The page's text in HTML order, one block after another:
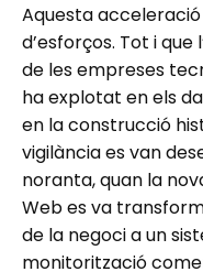
Aquesta
d’esforços. Tot i
de les empreses
ha explotat en els
en la construcció
vigilància es van
noranta, quan la
Web es va
de la negoci a un
monitorització